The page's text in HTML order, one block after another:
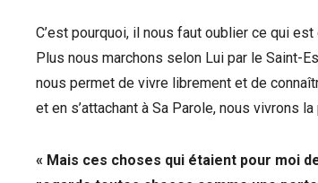
C’est pourquoi, il nous faut oublier ce qui
Plus nous marchons selon Lui par le Saint-
nous permet de vivre librement et de
et en s’attachant à Sa Parole, nous vivrons
« Mais ces choses qui étaient pour moi